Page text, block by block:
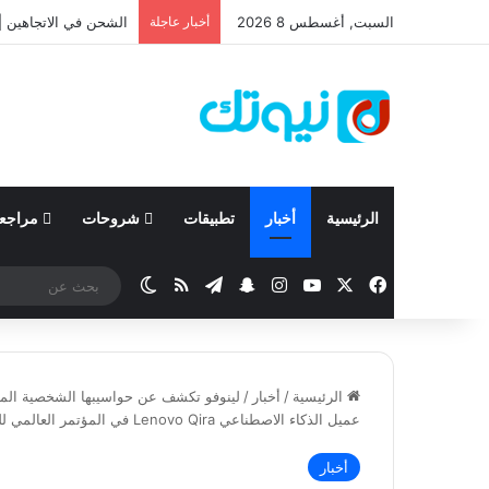
السبت, أغسطس 8 2026 أخبار عاجلة نيسان تعلن نتائجها المالية للربع
الرئيسية أخبار تطبيقات شروحات
فيسبوك ‫YouTubeانستقرامسناب تشات
تيلقرامملخص الموقع RSS
الوضع المظلم
الرئيسية / أخبار / لينوفو تكشف عن حواسيبها الشخصية
عميل الذكاء الاصطناعي Lenovo Qira في المؤتمر العالمي للجوال 2026
أخبار